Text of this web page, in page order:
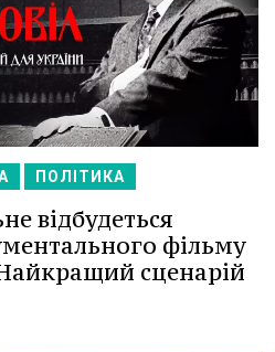
ПОЛІТИКА
відбудеться
фільму
сценарій